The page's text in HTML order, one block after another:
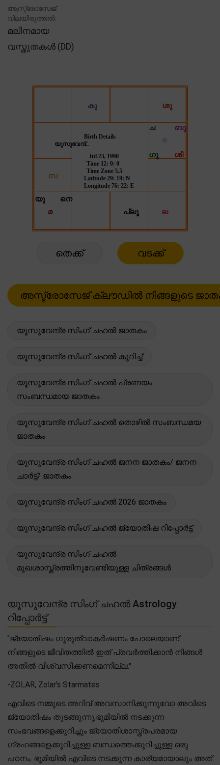
ആസ്ട്രോസേജ്
വിലയിരുത്തൽ:
മലിനമായ
വസ്തുതകൾ (DD)
തെക്ക് വടക്ക്
യൂസുവേന്ദ്ര സിംഗ് ചഹൽ ജാതകം
യൂസുവേന്ദ്ര സിംഗ് ചഹൽ കുറിച്ച്
യൂസുവേന്ദ്ര സിംഗ് ചഹൽ പ്രണയം
സംബന്ധമായ ജാതകം
യൂസുവേന്ദ്ര സിംഗ് ചഹൽ തൊഴിൽ സംബന്ധമയ
ജാതകം
യൂസുവേന്ദ്ര സിംഗ് ചഹൽ ജനന ജാതകം/ ജനന
ചാർട്ട്/ ജാതകം
യൂസുവേന്ദ്ര സിംഗ് ചഹൽ 2026 ജാതകം
യൂസുവേന്ദ്ര സിംഗ് ചഹൽ ജ്യോതിഷ റിപ്പോർട്ട്
യൂസുവേന്ദ്ര സിംഗ് ചഹൽ
മുഖശാസ്ത്രത്തിനുവേണ്ടിയുള്ള ചിത്രങ്ങൾ
യൂസുവേന്ദ്ര സിംഗ് ചഹൽ Astrology
റിപ്പോർട്ട്
"ജ്യോതിഷം ഗുരുത്വാകർഷണം പോലെയാണ്.
നിങ്ങളുടെ ജീവിതത്തിൽ ഇത് പ്രവർത്തിക്കാൻ നിങ്ങൾ
അതിൽ വിശ്വസിക്കണമെന്നില്ല."
-ZOLAR, Zolar's Starmates
എവിടെ നമ്മുടെ അറിവ് അവസാനിക്കുന്നുവോ അവിടെ
ജ്യോതിഷം തുടങ്ങുന്നു,ഭൂമിയിൽ നടക്കുന്ന
സംഭവങ്ങളെക്കുറിച്ചും ജ്യോതിശാസ്ത്രപരമായ
ഗ്രഹങ്ങളെക്കുറിച്ചുള്ള ബന്ധത്തെക്കുറിച്ചുള്ള ഒരു
പഠനം. ഭൂമിയിൽ എവിടെ നടക്കുന്ന കാര്യമായാലും അത്